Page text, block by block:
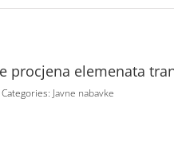
procjena elemenata
Categories: Javne nabavke